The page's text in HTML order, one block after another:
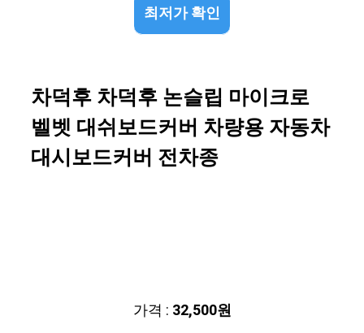
최저가 확인
차덕후 차덕후 논슬립 마이크로
벨벳 대쉬보드커버 차량용 자동차
대시보드커버 전차종
가격 : 32,500원